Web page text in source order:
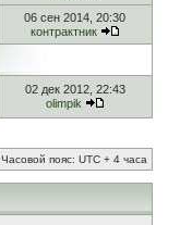
06 сен 2014, 20:30
контрактник
02 дек 2012, 22:43
olimpik
Часовой пояс: UTC + 4 часа